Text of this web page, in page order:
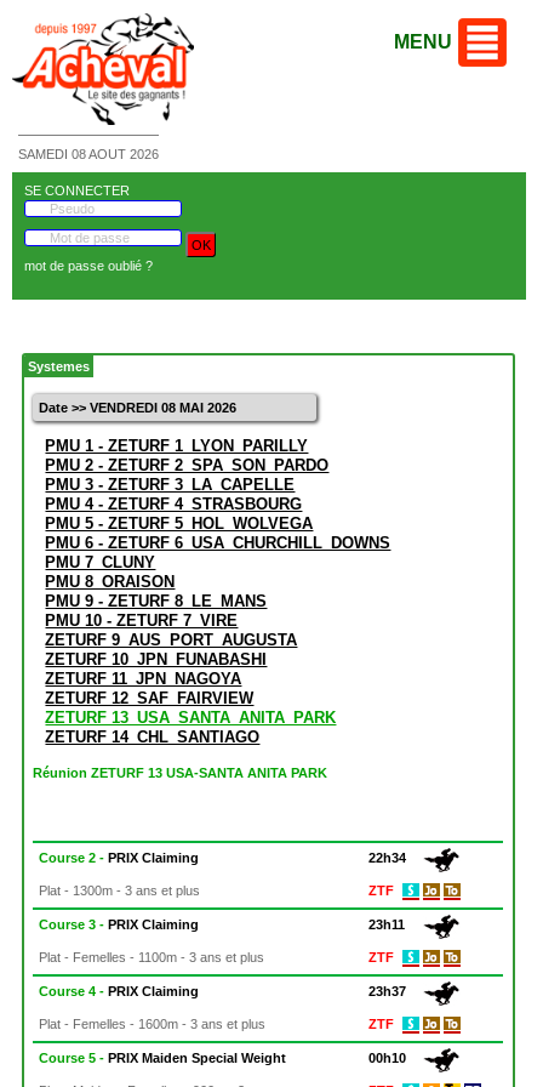
SAMEDI 08 AOUT 2026
MENU
SE CONNECTER
mot de passe oublié ?
Systemes
Date >> VENDREDI 08 MAI 2026
PMU 1 - ZETURF 1_LYON_PARILLY
PMU 2 - ZETURF 2_SPA_SON_PARDO
PMU 3 - ZETURF 3_LA_CAPELLE
PMU 4 - ZETURF 4_STRASBOURG
PMU 5 - ZETURF 5_HOL_WOLVEGA
PMU 6 - ZETURF 6_USA_CHURCHILL_DOWNS
PMU 7_CLUNY
PMU 8_ORAISON
PMU 9 - ZETURF 8_LE_MANS
PMU 10 - ZETURF 7_VIRE
ZETURF 9_AUS_PORT_AUGUSTA
ZETURF 10_JPN_FUNABASHI
ZETURF 11_JPN_NAGOYA
ZETURF 12_SAF_FAIRVIEW
ZETURF 13_USA_SANTA_ANITA_PARK
ZETURF 14_CHL_SANTIAGO
Réunion ZETURF 13 USA-SANTA ANITA PARK
Course 2 -PRIX Claiming 22h34
Plat - 1300m - 3 ans et plus ZTF
Course 3 -PRIX Claiming 23h11
Plat - Femelles - 1100m - 3 ans et plus ZTF
Course 4 -PRIX Claiming 23h37
Plat - Femelles - 1600m - 3 ans et plus ZTF
Course 5 -PRIX Maiden Special Weight 00h10